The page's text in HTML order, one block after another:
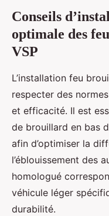
Conseils
optimale des
VSP
L’installation feu
respecter des
et efficacité. Il est
de brouillard en bas
afin d’optimiser la
l’éblouissement des
homologué
véhicule léger
durabilité.